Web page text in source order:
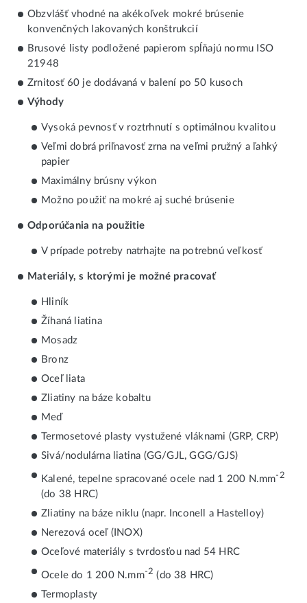
Obzvlášť vhodné na akékoľvek mokré brúsenie
konvenčných lakovaných konštrukcií
Brusové listy podložené papierom spĺňajú normu ISO
21948
Zrnitosť 60 je dodávaná v balení po 50 kusoch
Výhody
Vysoká pevnosť v roztrhnutí s optimálnou kvalitou
Veľmi dobrá priľnavosť zrna na veľmi pružný a ľahký
papier
Maximálny brúsny výkon
Možno použiť na mokré aj suché brúsenie
Odporúčania na použitie
V prípade potreby natrhajte na potrebnú veľkosť
Materiály, s ktorými je možné pracovať
Hliník
Žíhaná liatina
Mosadz
Bronz
Oceľ liata
Zliatiny na báze kobaltu
Meď
Termosetové plasty vystužené vláknami (GRP, CRP)
Sivá/nodulárna liatina (GG/GJL, GGG/GJS)
Kalené, tepelne spracované ocele nad 1 200 N.mm-2
(do 38 HRC)
Zliatiny na báze niklu (napr. Inconell a Hastelloy)
Nerezová oceľ (INOX)
Oceľové materiály s tvrdosťou nad 54 HRC
Ocele do 1 200 N.mm-2 (do 38 HRC)
Termoplasty